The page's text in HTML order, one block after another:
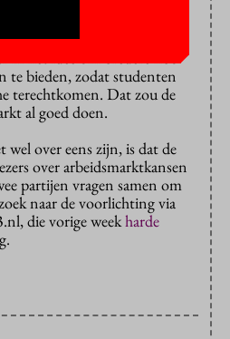
in het idee om bredere hbo-
te bieden, zodat studenten
terechtkomen. Dat zou de
al goed doen.
over eens zijn, is dat de
over arbeidsmarktkansen
partijen vragen samen om
naar de voorlichting via
die vorige weekharde